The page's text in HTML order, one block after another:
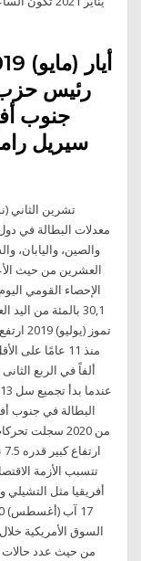
رئيس حزب
جنوب
معدلات البطالة في
والصين، واليابان،
تموز
من 2020 سجلت
تتسبب الأزمة
أفريقيا مثل
السوق الأمريكية